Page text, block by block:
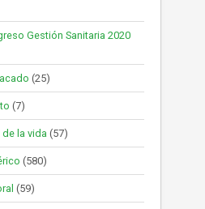
Gestión Sanitaria 2020
(25)
(7)
de la vida (57)
(580)
(59)